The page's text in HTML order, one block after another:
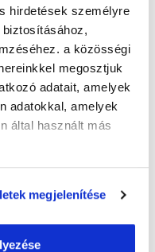
hirdetések személyre
a közösségi
megosztjuk
adatait, amelyek
adatokkal, amelyek
által használt más
megjelenítése